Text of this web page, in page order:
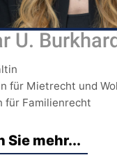
U.
für Mietrecht und
für Familienrecht
Sie mehr...